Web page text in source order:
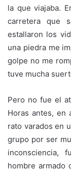
la que viajaba.
carretera que
estallaron los
una piedra me
golpe no me
tuve mucha
Pero no fue el
Horas antes, en
rato varados en
grupo por ser
inconsciencia,
hombre armado